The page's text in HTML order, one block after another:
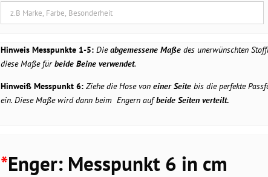
Hinweis Messpunkte 1-5: Dieabgemessene Maße des unerwünschten
diese Maße fürbeide Beine verwendet.
Hinweiß Messpunkt 6: Ziehe die Hose von einer Seite bis die perfekte
ein. Diese Maße wird dann beim Engern aufbeide Seiten verteilt.
*Enger: Messpunkt 6 in cm